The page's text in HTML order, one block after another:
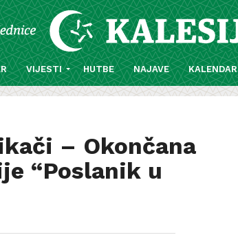
VIJESTI HUTBE NAJAVE KALENDAR
– Okončana
“Poslanik u